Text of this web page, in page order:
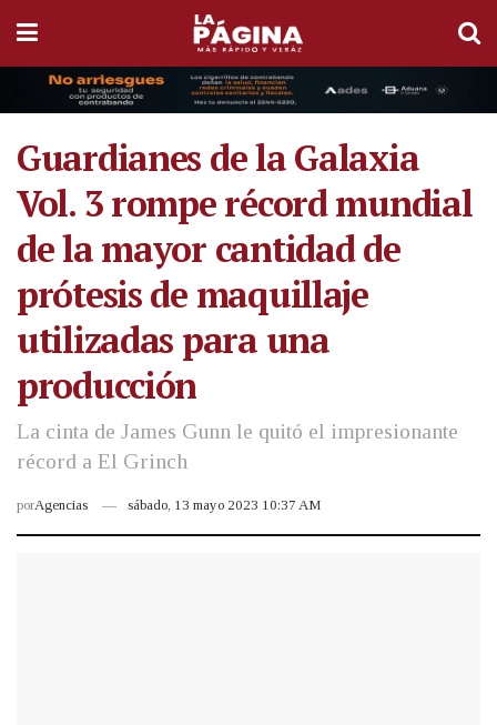
Guardianes de la Galaxia
Vol. 3 rompe récord mundial
de la mayor cantidad de
prótesis de maquillaje
utilizadas para una
producción
La cinta de James Gunn le quitó el impresionante
récord a El Grinch
porAgencias sábado, 13 mayo 2023 10:37 AM